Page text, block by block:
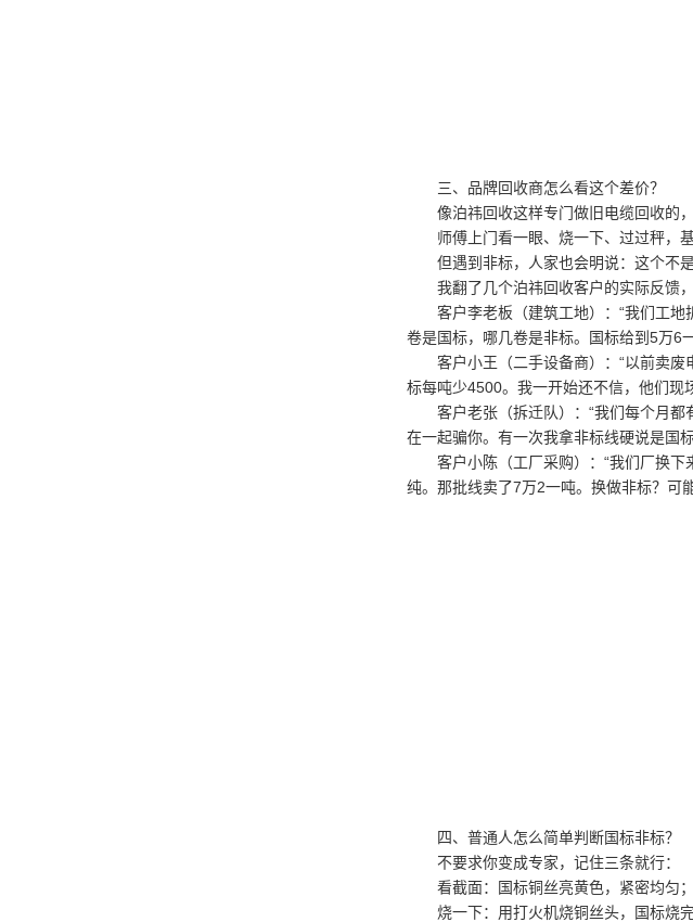
三、品牌回收商怎么看这个差价？
像泊祎回收这样专门做旧电缆回收的
师傅上门看一眼、烧一下、过过秤，
但遇到非标，人家也会明说：这个不
我翻了几个泊祎回收客户的实际反馈
客户李老板（建筑工地）：“我们工
卷是国标，哪几卷是非标。国标给到5万6
客户小王（二手设备商）：“以前卖
标每吨少4500。我一开始还不信，他们现
客户老张（拆迁队）：“我们每个月
在一起骗你。有一次我拿非标线硬说是国
客户小陈（工厂采购）：“我们厂换
纯。那批线卖了7万2一吨。换做非标？可
四、普通人怎么简单判断国标非标？
不要求你变成专家，记住三条就行：
看截面：国标铜丝亮黄色，紧密均匀
烧一下：用打火机烧铜丝头，国标烧